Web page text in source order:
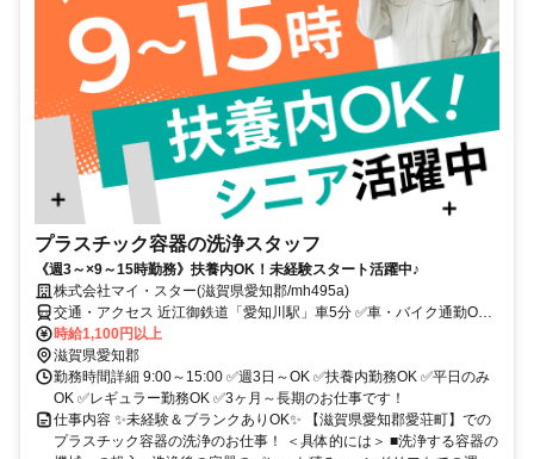
プラスチック容器の洗浄スタッフ
《週3～×9～15時勤務》扶養内OK！未経験スタート活躍中♪
株式会社マイ・スター(滋賀県愛知郡/mh495a)
交通・アクセス 近江御鉄道「愛知川駅」車5分 ✅車・バイク通勤OK
✅交通費規定支給
時給1,100円以上
滋賀県愛知郡
勤務時間詳細 9:00～15:00 ✅週3日～OK ✅扶養内勤務OK ✅平日のみ
OK ✅レギュラー勤務OK ✅3ヶ月～長期のお仕事です！
仕事内容 ✨未経験＆ブランクありOK✨ 【滋賀県愛知郡愛荘町】での
プラスチック容器の洗浄のお仕事！ ＜具体的には＞ ■洗浄する容器の